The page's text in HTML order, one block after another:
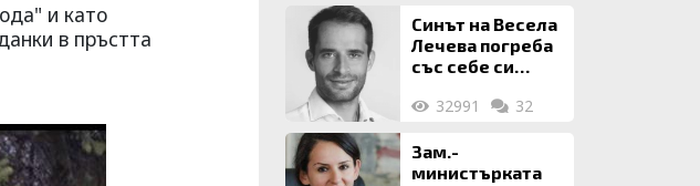
и като
в пръстта
Синът на Весела
Лечева погреба
със себе си
млн. евро
32991 32
Зам.-
министърката